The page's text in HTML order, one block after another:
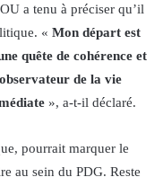
a tenu à préciser qu’il
« Mon départ est
quête de cohérence et
de la vie
», a-t-il déclaré.
pourrait marquer le
au sein du PDG. Reste